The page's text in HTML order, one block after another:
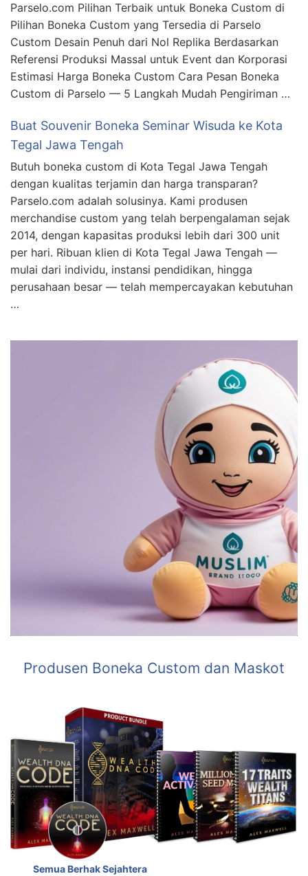
Parselo.com Pilihan Terbaik untuk Boneka Custom di
Pilihan Boneka Custom yang Tersedia di Parselo
Custom Desain Penuh dari Nol Replika Berdasarkan
Referensi Produksi Massal untuk Event dan Korporasi
Estimasi Harga Boneka Custom Cara Pesan Boneka
Custom di Parselo — 5 Langkah Mudah Pengiriman …
Buat Souvenir Boneka Seminar Wisuda ke Kota
Tegal Jawa Tengah
Butuh boneka custom di Kota Tegal Jawa Tengah
dengan kualitas terjamin dan harga transparan?
Parselo.com adalah solusinya. Kami produsen
merchandise custom yang telah berpengalaman sejak
2014, dengan kapasitas produksi lebih dari 300 unit
per hari. Ribuan klien di Kota Tegal Jawa Tengah —
mulai dari individu, instansi pendidikan, hingga
perusahaan besar — telah mempercayakan kebutuhan
…
Produsen Boneka Custom dan Maskot
Semua Berhak Sejahtera